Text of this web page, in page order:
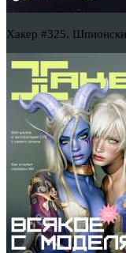
Хакер #325.